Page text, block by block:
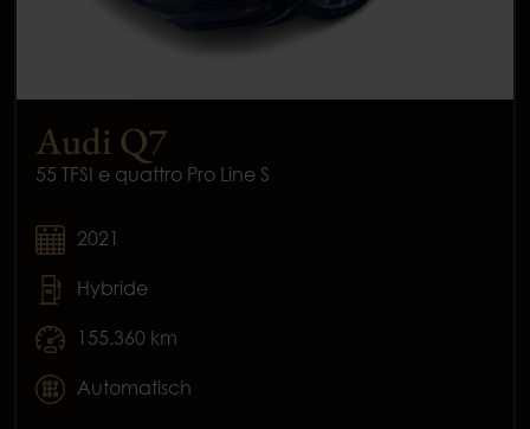
Audi Q7
55 TFSI e quattro Pro Line S
2021
Hybride
155.360 km
Automatisch